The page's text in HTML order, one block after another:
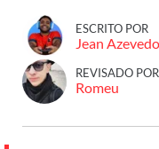
ESCRITO POR
Jean Azevedo
REVISADO POR
Romeu